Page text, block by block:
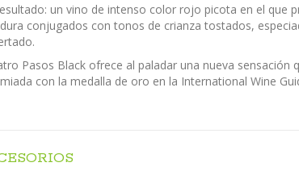
un vino de intenso color rojo picota en el que
conjugados con tonos de crianza tostados,
Pasos Black ofrece al paladar una nueva sensación
con la medalla de oro en la International Wine